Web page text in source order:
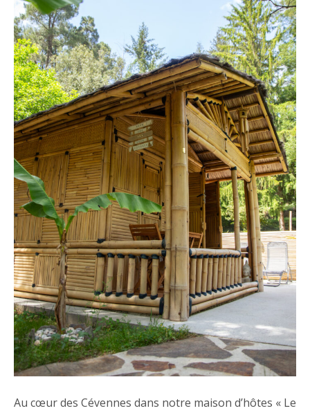
Au cœur des Cévennes dans notre maison d’hôtes « Le